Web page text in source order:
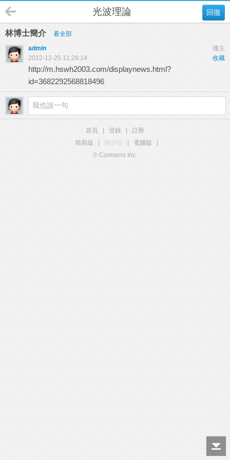
回復
光波理論
林博士簡介
看全部
樓主
admin
收藏
2022-12-25 11:28:14
http://m.hswh2003.com/displaynews.html?
id=3682292568818496
首頁 登錄
註冊
簡易版
觸屏版 電腦版
© Comsenz Inc.